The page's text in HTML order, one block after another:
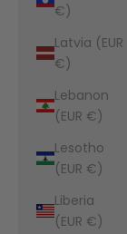
€)
Latvia (EUR
€)
Lebanon
(EUR €)
Lesotho
(EUR €)
Liberia
(EUR €)